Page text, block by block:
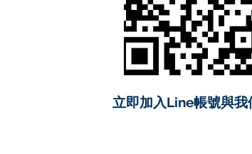
立即加入Line帳號與我